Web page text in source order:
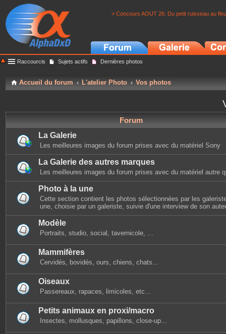
> Concours AOUT 26: Du petit ruisseau au
Raccourcis Sujets actifs Dernières photos
Accueil du forum L'atelier Photo Vos photos
Forum
La Galerie
Les meilleures images du forum prises avec du matériel Sony
La Galerie des autres marques
Les meilleures images du forum prises avec du matériel autre
Photo à la une
Cette section contient les photos sélectionnées par les
une, choisie par un galeriste, suivie d'une interview de son
Modèle
Portraits, studio, social, tavernicole, ...
Mammifères
Cervidés, bovidés, ours, chiens, chats...
Oiseaux
Passereaux, rapaces, limicoles, etc...
Petits animaux en proxi/macro
Insectes, mollusques, papillons, close-up...